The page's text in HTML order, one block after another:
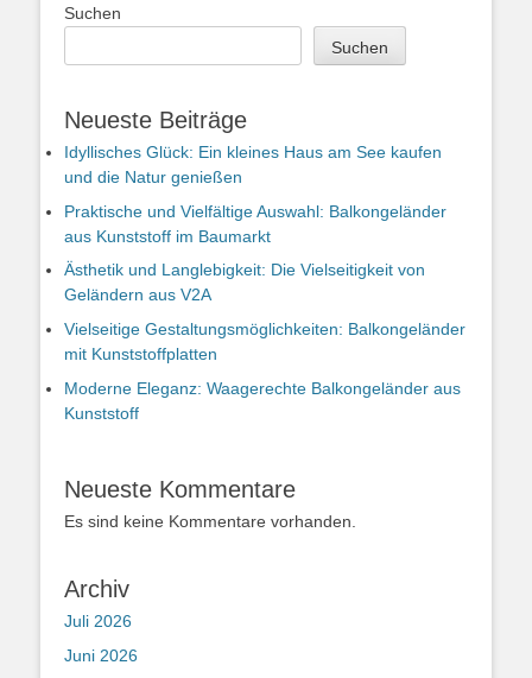
Suchen
Suchen
Neueste Beiträge
Idyllisches Glück: Ein kleines Haus am See kaufen
und die Natur genießen
Praktische und Vielfältige Auswahl: Balkongeländer
aus Kunststoff im Baumarkt
Ästhetik und Langlebigkeit: Die Vielseitigkeit von
Geländern aus V2A
Vielseitige Gestaltungsmöglichkeiten: Balkongeländer
mit Kunststoffplatten
Moderne Eleganz: Waagerechte Balkongeländer aus
Kunststoff
Neueste Kommentare
Es sind keine Kommentare vorhanden.
Archiv
Juli 2026
Juni 2026